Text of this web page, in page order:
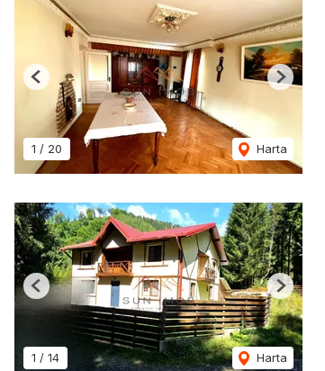
1 / 20 Harta
Previous Next
1 / 14 Harta
Previous Next